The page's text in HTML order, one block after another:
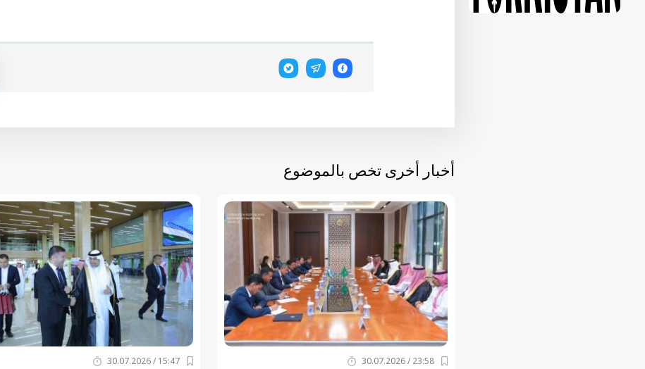
أخبار أخرى تخص بالموضوع
23:58 / 30.07.2026
15:47 / 30.07.2026